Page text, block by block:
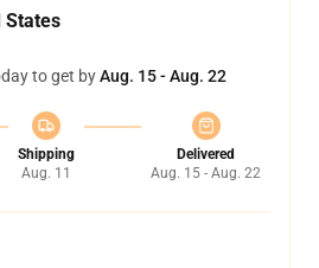
States
to get byAug. 15 - Aug. 22
Shipping
Aug. 11
Delivered
Aug. 15 - Aug. 22